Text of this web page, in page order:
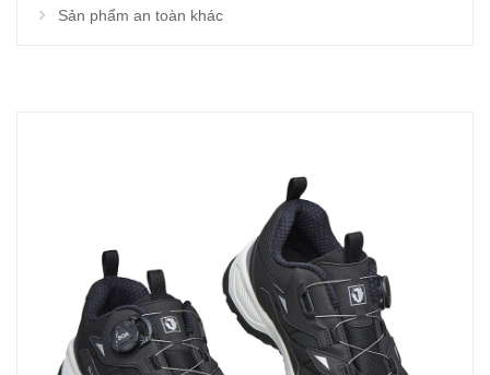
Sản phẩm an toàn khác